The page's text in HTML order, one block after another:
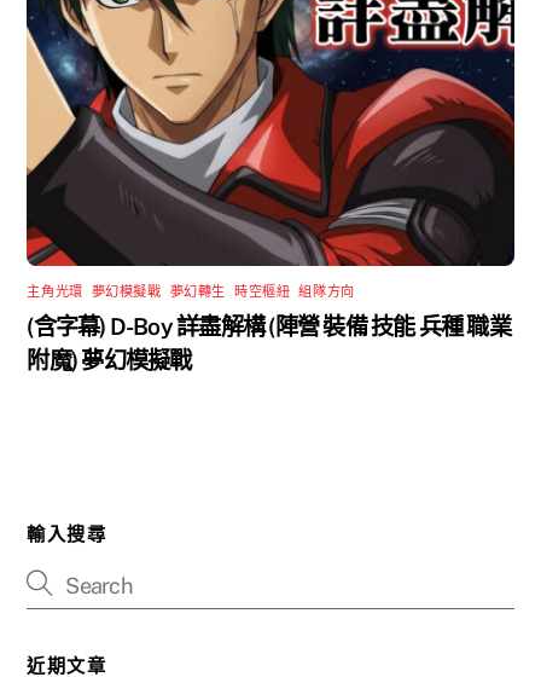
主角光環 夢幻模擬戰 夢幻轉生 ,時空樞紐 ,組隊方向
(含字幕) D-Boy 詳盡解構 (陣營 裝備 技能 兵種 職業
附魔) 夢幻模擬戰
輸入搜尋
近期文章